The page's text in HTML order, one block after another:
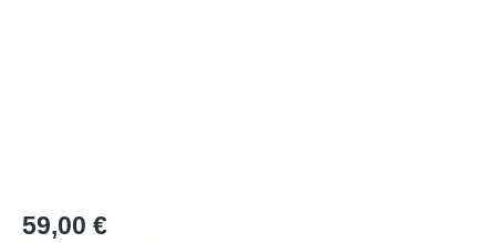
Regulärer Preis:
59,00 €